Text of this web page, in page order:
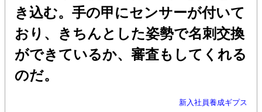
き込む。手の甲にセンサーが付いて
おり、きちんとした姿勢で名刺交換
ができているか、審査もしてくれる
のだ。
新入社員養成ギプス